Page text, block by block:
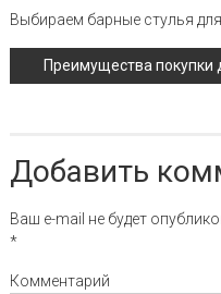
Навигация
Выбираем барные стулья
Преимущества покупки
Добавить
Ваш e-mail не будет
*
Комментарий